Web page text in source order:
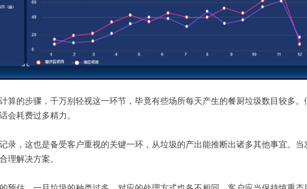
算的步骤，千万别轻视这一环节，毕竟有些场所每天产生的餐厨垃圾数目较多
会耗费过多精力。
录，这也是备受客户重视的关键一环，从垃圾的产出能推断出诸多其他事宜。
理解决方案。